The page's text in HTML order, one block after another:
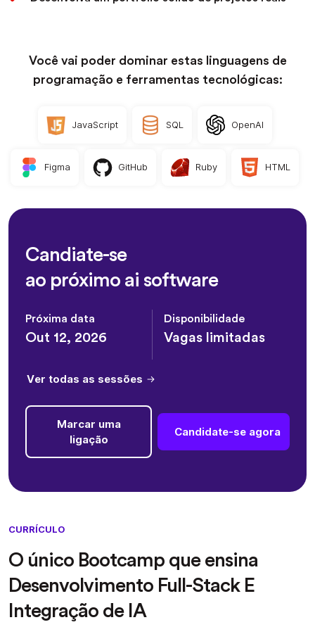
Você vai poder dominar estas linguagens de
programação e ferramentas tecnológicas:
JavaScript SQL OpenAI
Figma GitHub Ruby HTML
Candiate-se
ao próximo ai software
Próxima data
Out 12, 2026
Disponibilidade
Vagas limitadas
Ver todas as sessões
Marcar uma
ligação
Candidate-se agora
CURRÍCULO
O único Bootcamp que ensina
Desenvolvimento Full-Stack E
Integração de IA